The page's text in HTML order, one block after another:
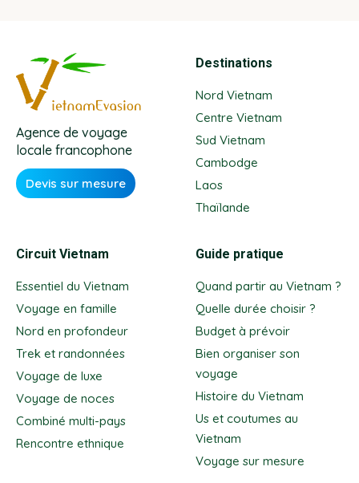
Agence de voyage
locale francophone
Devis sur mesure
Destinations
Nord Vietnam
Centre Vietnam
Sud Vietnam
Cambodge
Laos
Thaïlande
Circuit Vietnam
Essentiel du Vietnam
Voyage en famille
Nord en profondeur
Trek et randonnées
Voyage de luxe
Voyage de noces
Combiné multi-pays
Rencontre ethnique
Guide pratique
Quand partir au Vietnam ?
Quelle durée choisir ?
Budget à prévoir
Bien organiser son
voyage
Histoire du Vietnam
Us et coutumes au
Vietnam
Voyage sur mesure